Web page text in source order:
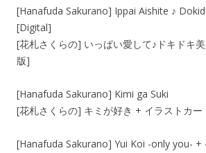
[Hanafuda Sakurano] Ippai Aishite ♪
[Digital]
[花札さくらの] いっぱい愛して♪ドキドキ
版]
[Hanafuda Sakurano] Kimi ga Suki
[花札さくらの] キミが好き + イラストカー
[Hanafuda Sakurano] Yui Koi -only you- +